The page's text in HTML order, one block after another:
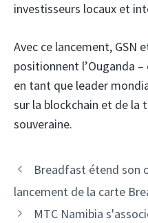
investisseurs locaux et
Avec ce lancement, GSN
positionnent l’Ouganda
​​en tant que leader
sur la blockchain et de
souveraine.
Navigation
des
Breadfast étend son
lancement de la carte
MTC Namibia